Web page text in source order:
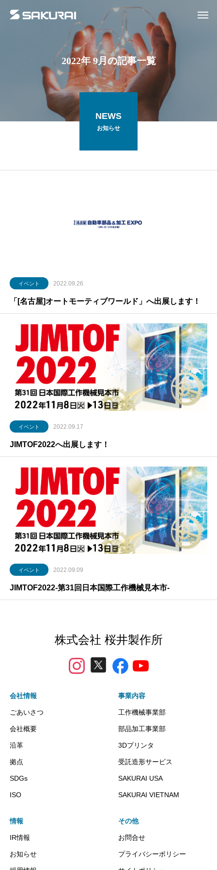
2022年 9月の記事一覧
NEWS
お知らせ
イベント 2022.09.26
「[名古屋]オートモーティブワールド」へ出展します！
イベント 2022.09.17
JIMTOF2022へ出展します！
イベント 2022.09.09
JIMTOF2022-第31回日本国際工作機械見本市-
株式会社 桜井製作所
会社情報
ごあいさつ
会社概要
沿革
拠点
SDGs
ISO
事業内容
工作機械事業部
部品加工事業部
3Dプリンタ
受託造形サービス
SAKURAI USA
SAKURAI VIETNAM
情報
IR情報
お知らせ
その他
お問合せ
プライバシーポリシー